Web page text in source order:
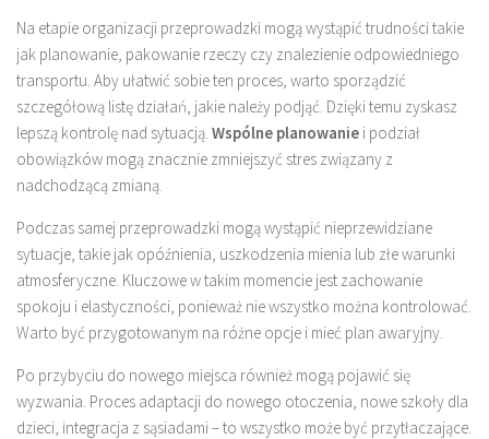
Na etapie organizacji przeprowadzki mogą wystąpić trudności takie
jak planowanie, pakowanie rzeczy czy znalezienie odpowiedniego
transportu. Aby ułatwić sobie ten proces, warto sporządzić
szczegółową listę działań, jakie należy podjąć. Dzięki temu zyskasz
lepszą kontrolę nad sytuacją. Wspólne planowanie i podział
obowiązków mogą znacznie zmniejszyć stres związany z
nadchodzącą zmianą.
Podczas samej przeprowadzki mogą wystąpić nieprzewidziane
sytuacje, takie jak opóźnienia, uszkodzenia mienia lub złe warunki
atmosferyczne. Kluczowe w takim momencie jest zachowanie
spokoju i elastyczności, ponieważ nie wszystko można kontrolować.
Warto być przygotowanym na różne opcje i mieć plan awaryjny.
Po przybyciu do nowego miejsca również mogą pojawić się
wyzwania. Proces adaptacji do nowego otoczenia, nowe szkoły dla
dzieci, integracja z sąsiadami – to wszystko może być przytłaczające.